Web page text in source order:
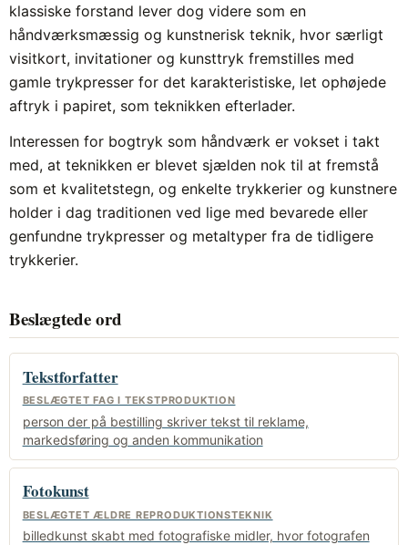
klassiske forstand lever dog videre som en
håndværksmæssig og kunstnerisk teknik, hvor særligt
visitkort, invitationer og kunsttryk fremstilles med
gamle trykpresser for det karakteristiske, let ophøjede
aftryk i papiret, som teknikken efterlader.
Interessen for bogtryk som håndværk er vokset i takt
med, at teknikken er blevet sjælden nok til at fremstå
som et kvalitetstegn, og enkelte trykkerier og kunstnere
holder i dag traditionen ved lige med bevarede eller
genfundne trykpresser og metaltyper fra de tidligere
trykkerier.
Beslægtede ord
Tekstforfatter
BESLÆGTET FAG I TEKSTPRODUKTION
person der på bestilling skriver tekst til reklame,
markedsføring og anden kommunikation
Fotokunst
BESLÆGTET ÆLDRE REPRODUKTIONSTEKNIK
billedkunst skabt med fotografiske midler, hvor fotografen